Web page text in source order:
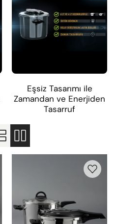
Eşsiz Tasarımı ile
Zamandan ve Enerjiden
Tasarruf
Procook
Paslanmaz
Çelik